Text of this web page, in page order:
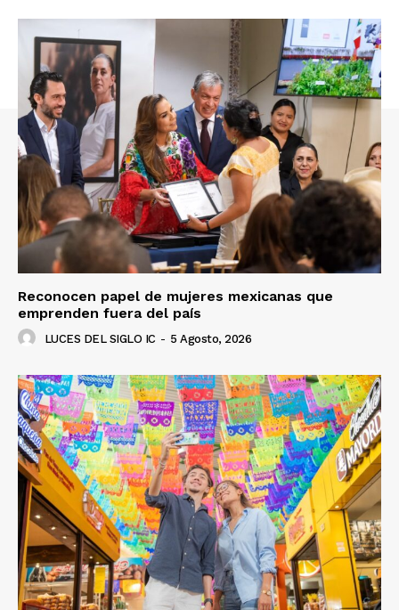
Reconocen papel de mujeres mexicanas que
emprenden fuera del país
LUCES DEL SIGLO IC - 5 Agosto, 2026